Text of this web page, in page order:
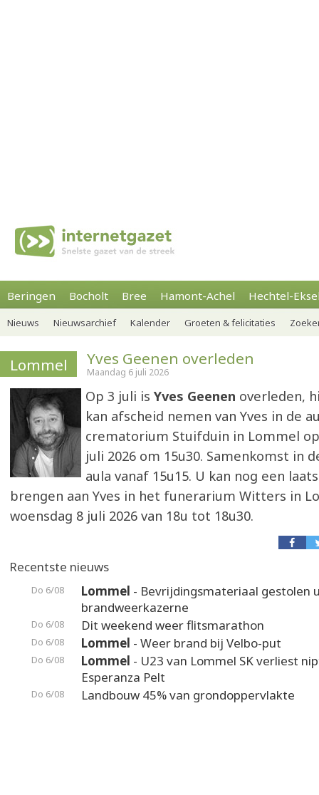
Beringen Bocholt Bree Hamont-Achel Hechtel-
Nieuws Nieuwsarchief Kalender Groeten & felicitaties
Lommel Yves Geenen overleden
Maandag 6 juli 2026
Op 3 juli is Yves Geenen overleden,
kan afscheid nemen van Yves in de
crematorium Stuifduin in Lommel
juli 2026 om 15u30. Samenkomst in
aula vanaf 15u15. U kan nog een
brengen aan Yves in het funerarium Witters in
woensdag 8 juli 2026 van 18u tot 18u30.
Recentste nieuws
Do 6/08 Lommel - Bevrijdingsmateriaal gestolen
brandweerkazerne
Do 6/08 Dit weekend weer flitsmarathon
Do 6/08 Lommel - Weer brand bij Velbo-put
Do 6/08 Lommel - U23 van Lommel SK verliest
Esperanza Pelt
Do 6/08 Landbouw 45% van grondoppervlakte